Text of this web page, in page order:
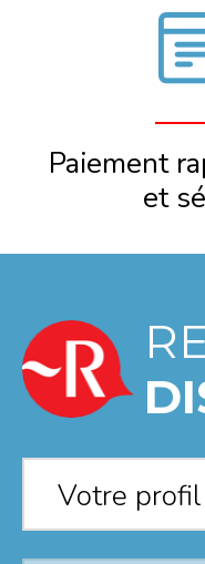
Paiement
et
Votre
Votre profil